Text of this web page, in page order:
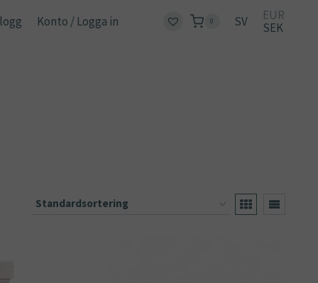
Konto / Logga in 0 SV
EUR
SEK